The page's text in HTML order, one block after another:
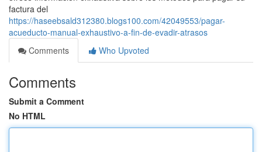
factura del
https://haseebsald312380.blogs100.com/42049553/pagar-
acueducto-manual-exhaustivo-a-fin-de-evadir-atrasos
Comments
Who Upvoted
Comments
Submit a Comment
No HTML